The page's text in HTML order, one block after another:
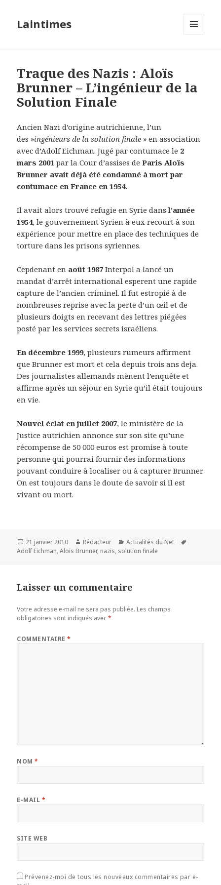
Laintimes
Traque des Nazis : Aloïs
Brunner – L’ingénieur de la
Solution Finale
Ancien Nazi d’origine autrichienne, l’un
des »ingénieurs de la solution finale » en association
avec d’Adolf Eichman. Jugé par contumace le 2
mars 2001 par la Cour d’assises deParis Aloïs
Brunner avait déjà été condamné à mort par
contumace en France en 1954.
Il avait alors trouvé refugie en Syrie dansl’année
1954, le gouvernement Syrien à eux recourt à son
expérience pour mettre en place des techniques de
torture dans les prisons syriennes.
Cepdenant en août 1987 Interpol a lancé un
mandat d’arrêt international esperent une rapide
capture de l’ancien criminel. Il fut estropié à de
nombreuses reprise avec la perte d’un œil et de
plusieurs doigts en recevant des lettres piégées
posté par les services secrets israéliens.
En décembre 1999, plusieurs rumeurs affirment
que Brunner est mort et cela depuis trois ans deja.
Des journalistes allemands mènent l’enquête et
affirme après un séjour en Syrie qu’il était toujours
en vie.
Nouvel éclat en juillet 2007, le ministère de la
Justice autrichien annonce sur son site qu’une
récompense de 50 000 euros est promise à toute
personne qui pourrai fournir des informations
pouvant conduire à localiser ou à capturer Brunner.
On est toujours dans le doute de savoir si il est
vivant ou mort.
Publié
le
21 janvier 2010 Auteur
Rédacteur Catégories
Actualités du Net
Adolf Eichman,Aloïs Brunner, nazis, solution finale
Laisser un commentaire
Votre adresse e-mail ne sera pas publiée. Les champs
obligatoires sont indiqués avec*
COMMENTAIRE*
NOM*
E-MAIL *
SITE WEB
Prévenez-moi de tous les nouveaux commentaires par e-